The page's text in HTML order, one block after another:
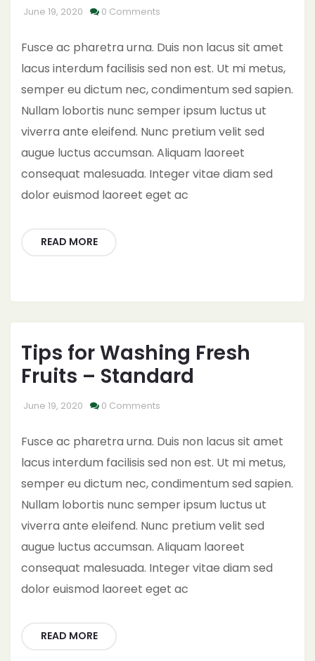
June 19, 2020 0 Comments
Fusce ac pharetra urna. Duis non lacus sit amet
lacus interdum facilisis sed non est. Ut mi metus,
semper eu dictum nec, condimentum sed sapien.
Nullam lobortis nunc semper ipsum luctus ut
viverra ante eleifend. Nunc pretium velit sed
augue luctus accumsan. Aliquam laoreet
consequat malesuada. Integer vitae diam sed
dolor euismod laoreet eget ac
READ MORE
Tips for Washing Fresh
Fruits – Standard
June 19, 2020 0 Comments
Fusce ac pharetra urna. Duis non lacus sit amet
lacus interdum facilisis sed non est. Ut mi metus,
semper eu dictum nec, condimentum sed sapien.
Nullam lobortis nunc semper ipsum luctus ut
viverra ante eleifend. Nunc pretium velit sed
augue luctus accumsan. Aliquam laoreet
consequat malesuada. Integer vitae diam sed
dolor euismod laoreet eget ac
READ MORE